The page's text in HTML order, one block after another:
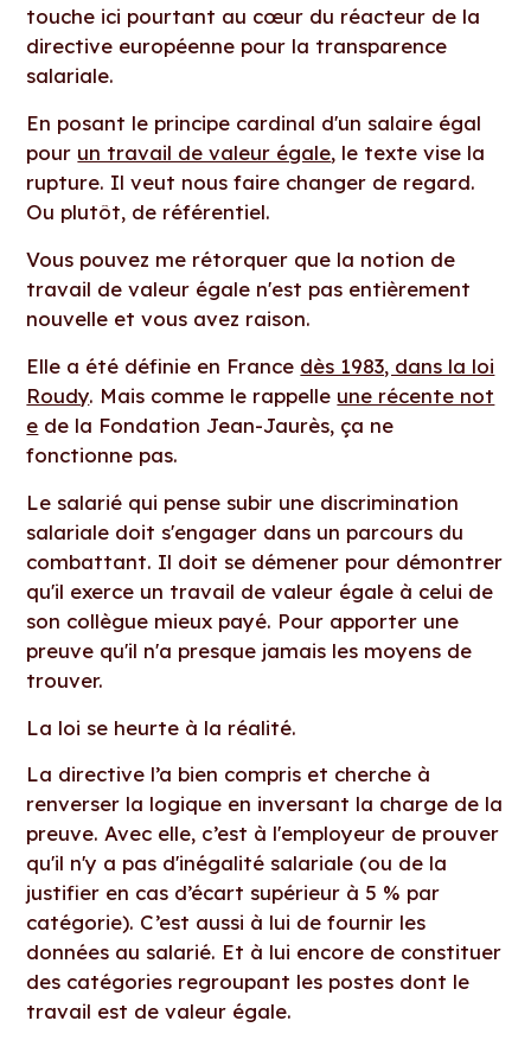
touche ici pourtant au cœur du réacteur de la
directive européenne pour la transparence
salariale.
En posant le principe cardinal d'un salaire égal
pour un travail de valeur égale, le texte vise la
rupture. Il veut nous faire changer de regard.
Ou plutôt, de référentiel.
Vous pouvez me rétorquer que la notion de
travail de valeur égale n'est pas entièrement
nouvelle et vous avez raison.
Elle a été définie en France dès 1983, dans la loi
Roudy. Mais comme le rappelle une récente not
e de la Fondation Jean-Jaurès, ça ne
fonctionne pas.
Le salarié qui pense subir une discrimination
salariale doit s'engager dans un parcours du
combattant. Il doit se démener pour démontrer
qu'il exerce un travail de valeur égale à celui de
son collègue mieux payé. Pour apporter une
preuve qu'il n'a presque jamais les moyens de
trouver.
La loi se heurte à la réalité.
La directive l’a bien compris et cherche à
renverser la logique en inversant la charge de la
preuve. Avec elle, c’est à l'employeur de prouver
qu'il n'y a pas d'inégalité salariale (ou de la
justifier en cas d’écart supérieur à 5 % par
catégorie). C’est aussi à lui de fournir les
données au salarié. Et à lui encore de constituer
des catégories regroupant les postes dont le
travail est de valeur égale.